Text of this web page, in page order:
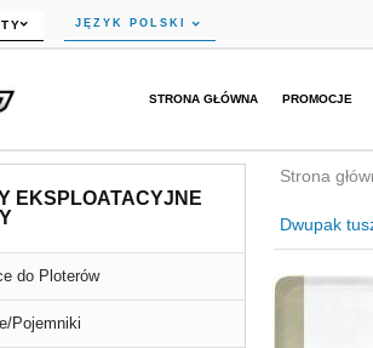
JĘZYK POLSKI
STRONA GŁÓWNA PROMOCJE
EKSPLOATACYJNE
do Ploterów
Pojemniki
Strona
Dwupak